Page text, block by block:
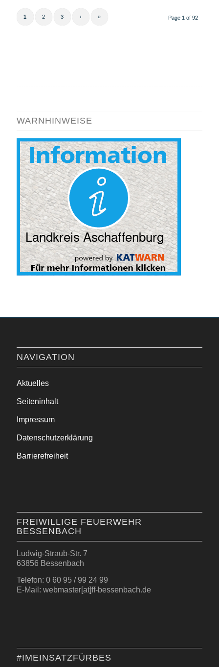
Page 1 of 92
1 2 3 › »
WARNHINWEISE
NAVIGATION
Aktuelles
Seiteninhalt
Impressum
Datenschutzerklärung
Barrierefreiheit
FREIWILLIGE FEUERWEHR
BESSENBACH
Ludwig-Straub-Str. 7
63856 Bessenbach
Telefon: 0 60 95 / 99 24 99
E-Mail: webmaster[at]ff-bessenbach.de
#IMEINSATZFÜRBES